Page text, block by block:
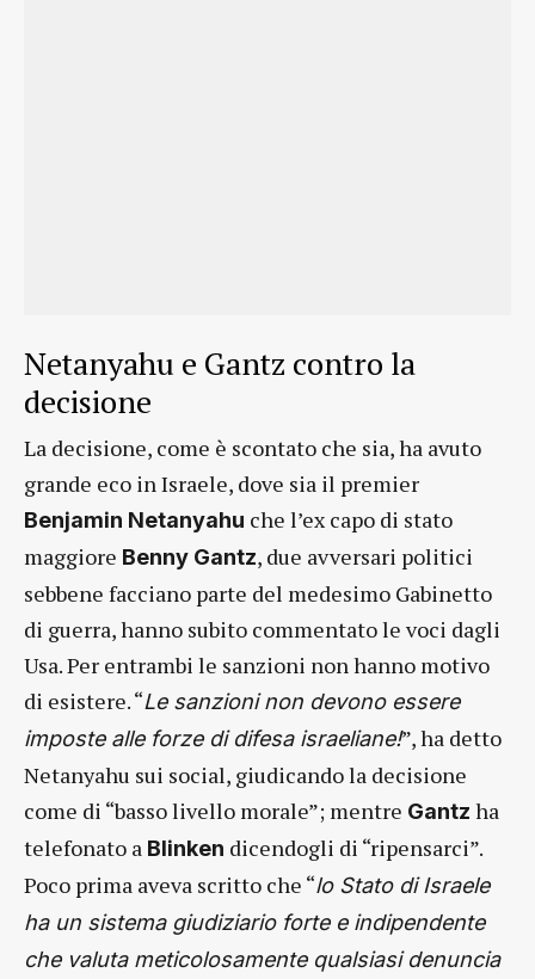
Netanyahu e Gantz contro la
decisione
La decisione, come è scontato che sia, ha avuto
grande eco in Israele, dove sia il premier
Benjamin Netanyahu che l’ex capo di stato
maggiore Benny Gantz, due avversari politici
sebbene facciano parte del medesimo Gabinetto
di guerra, hanno subito commentato le voci dagli
Usa. Per entrambi le sanzioni non hanno motivo
di esistere. “Le sanzioni non devono essere
imposte alle forze di difesa israeliane!”, ha detto
Netanyahu sui social, giudicando la decisione
come di “basso livello morale”; mentre Gantz ha
telefonato a Blinken dicendogli di “ripensarci”.
Poco prima aveva scritto che “lo Stato di Israele
ha un sistema giudiziario forte e indipendente
che valuta meticolosamente qualsiasi denuncia